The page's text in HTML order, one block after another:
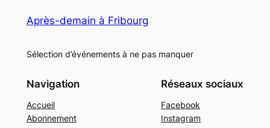
Après-demain à Fribourg
Sélection d’événements à ne pas manquer
Navigation
Accueil
Abonnement
Réseaux sociaux
Facebook
Instagram